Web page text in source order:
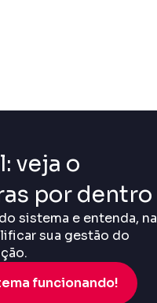
veja o
por dentro
sistema e entenda, na
sua gestão do
funcionando!